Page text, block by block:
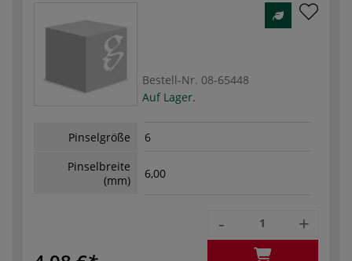
Bestell-Nr. 08-65448
Auf Lager.
Pinselgröße
6
Pinselbreite
(mm)
6,00
- +